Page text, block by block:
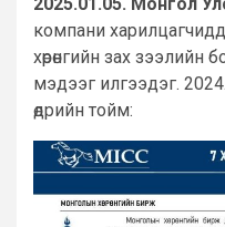
компани
хөрөнгийн зах зээлийн
мэдээг илгээдэг.
өдрийн тойм: